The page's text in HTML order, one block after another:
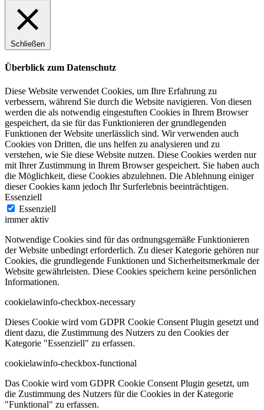
Schließen
Überblick zum Datenschutz
Diese Website verwendet Cookies, um Ihre Erfahrung zu
verbessern, während Sie durch die Website navigieren. Von diesen
werden die als notwendig eingestuften Cookies in Ihrem Browser
gespeichert, da sie für das Funktionieren der grundlegenden
Funktionen der Website unerlässlich sind. Wir verwenden auch
Cookies von Dritten, die uns helfen zu analysieren und zu
verstehen, wie Sie diese Website nutzen. Diese Cookies werden nur
mit Ihrer Zustimmung in Ihrem Browser gespeichert. Sie haben auch
die Möglichkeit, diese Cookies abzulehnen. Die Ablehnung einiger
dieser Cookies kann jedoch Ihr Surferlebnis beeinträchtigen.
Essenziell
Essenziell
immer aktiv
Notwendige Cookies sind für das ordnungsgemäße Funktionieren
der Website unbedingt erforderlich. Zu dieser Kategorie gehören nur
Cookies, die grundlegende Funktionen und Sicherheitsmerkmale der
Website gewährleisten. Diese Cookies speichern keine persönlichen
Informationen.
cookielawinfo-checkbox-necessary
Dieses Cookie wird vom GDPR Cookie Consent Plugin gesetzt und
dient dazu, die Zustimmung des Nutzers zu den Cookies der
Kategorie "Essenziell" zu erfassen.
cookielawinfo-checkbox-functional
Das Cookie wird vom GDPR Cookie Consent Plugin gesetzt, um
die Zustimmung des Nutzers für die Cookies in der Kategorie
"Funktional" zu erfassen.